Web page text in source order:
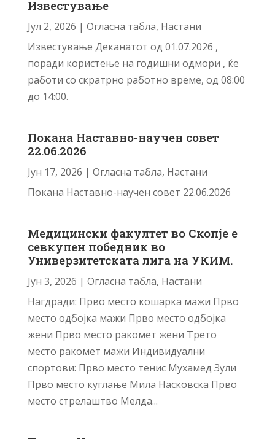
Известување
Јул 2, 2026 | Огласна табла, Настани
Известување Деканатот од 01.07.2026 ,
поради користење на годишни одмори , ќе
работи со скратрно работно време, од 08:00
до 14:00.
Покана Наставно-научен совет
22.06.2026
Јун 17, 2026 | Огласна табла, Настани
Покана Наставно-научен совет 22.06.2026
Медицински факултет во Скопје е
севкупен победник во
Универзитетската лига на УКИМ.
Јун 3, 2026 | Огласна табла, Настани
Нагдради: Прво место кошарка мажи Прво
место одбојка мажи Прво место одбојка
жени Прво место ракомет жени Трето
место ракомет мажи Индивидуални
спортови: Прво место тенис Мухамед Зули
Прво место куглање Мила Насковска Прво
место стрелаштво Мелда...